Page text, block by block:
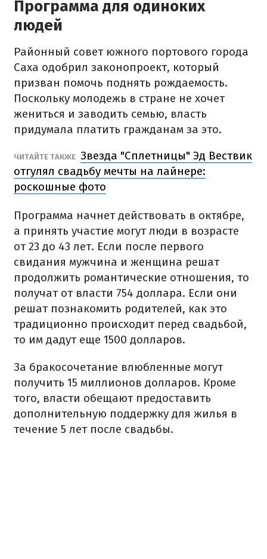
Программа для одиноких
людей
Районный совет южного портового города
Саха одобрил законопроект, который
призван помочь поднять рождаемость.
Поскольку молодежь в стране не хочет
жениться и заводить семью, власть
придумала платить гражданам за это.
ЧИТАЙТЕ ТАКЖЕ Звезда "Сплетницы" Эд Вествик
отгулял свадьбу мечты на лайнере:
роскошные фото
Программа начнет действовать в октябре,
а принять участие могут люди в возрасте
от 23 до 43 лет. Если после первого
свидания мужчина и женщина решат
продолжить романтические отношения, то
получат от власти 754 доллара. Если они
решат познакомить родителей, как это
традиционно происходит перед свадьбой,
то им дадут еще 1500 долларов.
За бракосочетание влюбленные могут
получить 15 миллионов долларов. Кроме
того, власти обещают предоставить
дополнительную поддержку для жилья в
течение 5 лет после свадьбы.